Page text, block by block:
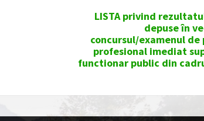
LISTA privind
depuse în
concursul/examenul
profesional imediat
functionar public din